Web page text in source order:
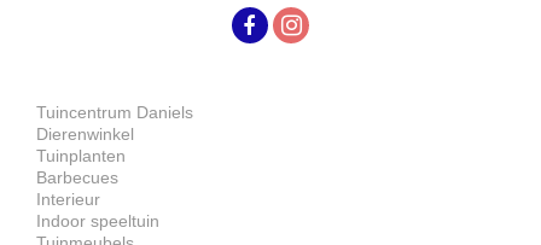
Tuincentrum Daniels
Dierenwinkel
Tuinplanten
Barbecues
Interieur
Indoor speeltuin